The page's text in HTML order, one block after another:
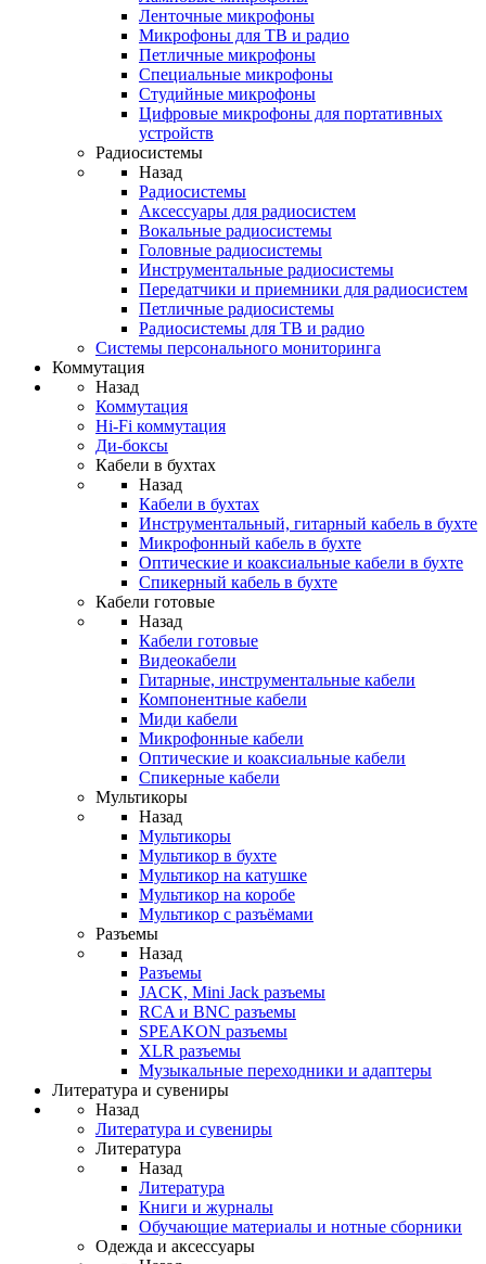
Ленточные микрофоны
Микрофоны для ТВ и радио
Петличные микрофоны
Специальные микрофоны
Студийные микрофоны
Цифровые микрофоны для портативных
устройств
Радиосистемы
Назад
Радиосистемы
Аксессуары для радиосистем
Вокальные радиосистемы
Головные радиосистемы
Инструментальные радиосистемы
Передатчики и приемники для радиосистем
Петличные радиосистемы
Радиосистемы для ТВ и радио
Системы персонального мониторинга
Коммутация
Назад
Коммутация
Hi-Fi коммутация
Ди-боксы
Кабели в бухтах
Назад
Кабели в бухтах
Инструментальный, гитарный кабель в бухте
Микрофонный кабель в бухте
Оптические и коаксиальные кабели в бухте
Спикерный кабель в бухте
Кабели готовые
Назад
Кабели готовые
Видеокабели
Гитарные, инструментальные кабели
Компонентные кабели
Миди кабели
Микрофонные кабели
Оптические и коаксиальные кабели
Спикерные кабели
Мультикоры
Назад
Мультикоры
Мультикор в бухте
Мультикор на катушке
Мультикор на коробе
Мультикор с разъёмами
Разъемы
Назад
Разъемы
JACK, Mini Jack разъемы
RCA и BNC разъемы
SPEAKON разъемы
XLR разъемы
Музыкальные переходники и адаптеры
Литература и сувениры
Назад
Литература и сувениры
Литература
Назад
Литература
Книги и журналы
Обучающие материалы и нотные сборники
Одежда и аксессуары